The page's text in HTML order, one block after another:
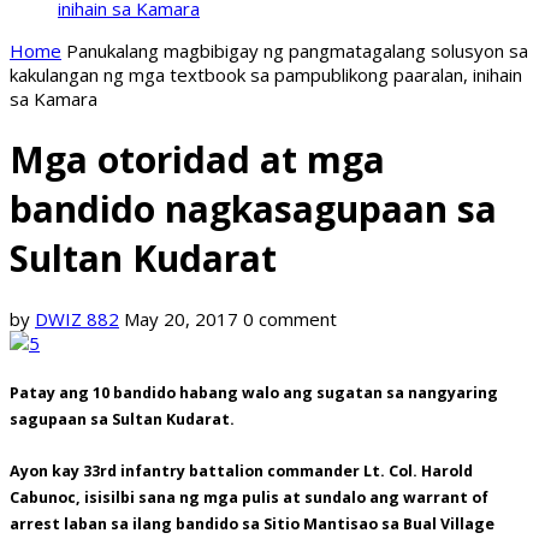
inihain sa Kamara
Home Panukalang magbibigay ng pangmatagalang solusyon sa
kakulangan ng mga textbook sa pampublikong paaralan, inihain
sa Kamara
Mga otoridad at mga
bandido nagkasagupaan sa
Sultan Kudarat
by DWIZ 882 May 20, 2017 0 comment
Patay ang 10 bandido habang walo ang sugatan sa nangyaring
sagupaan sa Sultan Kudarat.
Ayon kay 33rd infantry battalion commander Lt. Col. Harold
Cabunoc, isisilbi sana ng mga pulis at sundalo ang warrant of
arrest laban sa ilang bandido sa Sitio Mantisao sa Bual Village